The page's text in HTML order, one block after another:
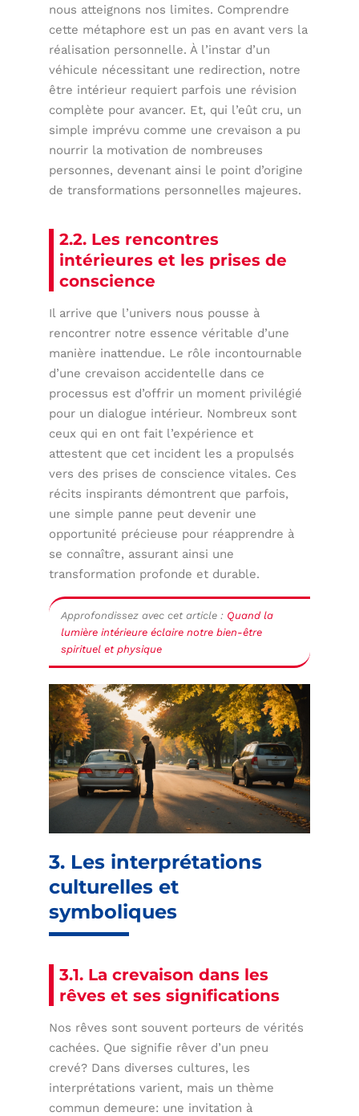
nous atteignons nos limites. Comprendre
cette métaphore est un pas en avant vers la
réalisation personnelle. À l’instar d’un
véhicule nécessitant une redirection, notre
être intérieur requiert parfois une révision
complète pour avancer. Et, qui l’eût cru, un
simple imprévu comme une crevaison a pu
nourrir la motivation de nombreuses
personnes, devenant ainsi le point d’origine
de transformations personnelles majeures.
2.2. Les rencontres
intérieures et les prises de
conscience
Il arrive que l’univers nous pousse à
rencontrer notre essence véritable d’une
manière inattendue. Le rôle incontournable
d’une crevaison accidentelle dans ce
processus est d’offrir un moment privilégié
pour un dialogue intérieur. Nombreux sont
ceux qui en ont fait l’expérience et
attestent que cet incident les a propulsés
vers des prises de conscience vitales. Ces
récits inspirants démontrent que parfois,
une simple panne peut devenir une
opportunité précieuse pour réapprendre à
se connaître, assurant ainsi une
transformation profonde et durable.
Approfondissez avec cet article : Quand la
lumière intérieure éclaire notre bien-être
spirituel et physique
3. Les interprétations
culturelles et
symboliques
3.1. La crevaison dans les
rêves et ses significations
Nos rêves sont souvent porteurs de vérités
cachées. Que signifie rêver d’un pneu
crevé? Dans diverses cultures, les
interprétations varient, mais un thème
commun demeure: une invitation à